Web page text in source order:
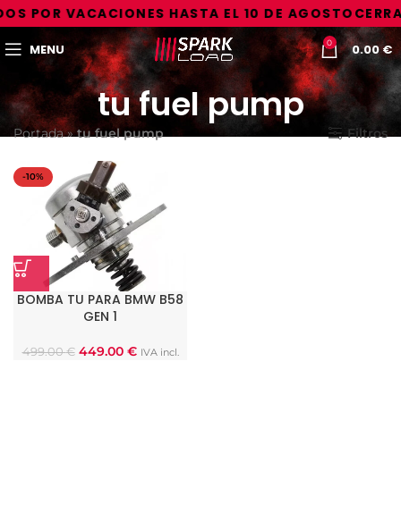
POR VACACIONES HASTA EL 10 DE AGOSTO
MENU 0 0.00€
tu fuel pump
Portada»tu fuel pump Filtros
-10%
BOMBA TU PARA BMW B58
GEN 1
499.00€ 449.00 € IVA incl.